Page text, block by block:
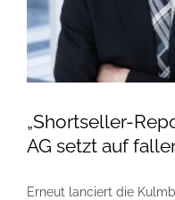
„Shortseller-
AG setzt auf
Erneut lanciert die